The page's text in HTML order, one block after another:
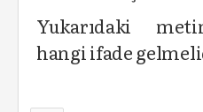
Yukarıdaki
hangi ifade